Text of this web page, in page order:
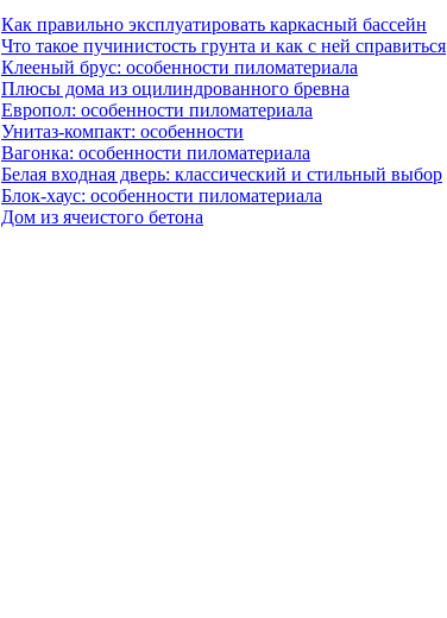
Как правильно эксплуатировать каркасный бассейн
Что такое пучинистость грунта и как с ней справиться
Клееный брус: особенности пиломатериала
Плюсы дома из оцилиндрованного бревна
Европол: особенности пиломатериала
Унитаз-компакт: особенности
Вагонка: особенности пиломатериала
Белая входная дверь: классический и стильный выбор
Блок-хаус: особенности пиломатериала
Дом из ячеистого бетона